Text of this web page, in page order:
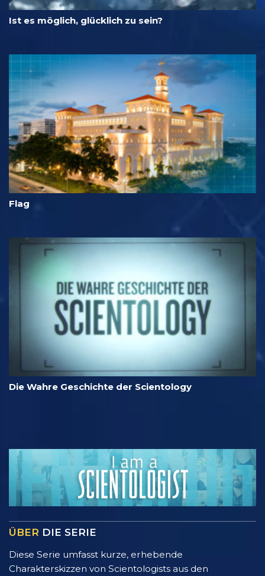
Ist es möglich, glücklich zu sein?
Flag
Die Wahre Geschichte der Scientology
ÜBER DIE SERIE
Diese Serie umfasst kurze, erhebende
Charakterskizzen von Scientologists aus den